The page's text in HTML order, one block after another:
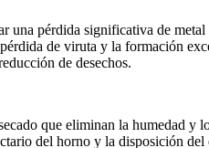
pérdida significativa de
de viruta y la formación
de desechos.
que eliminan la humedad
del horno y la disposición